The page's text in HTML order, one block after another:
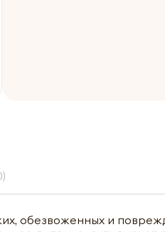
обезвоженных и